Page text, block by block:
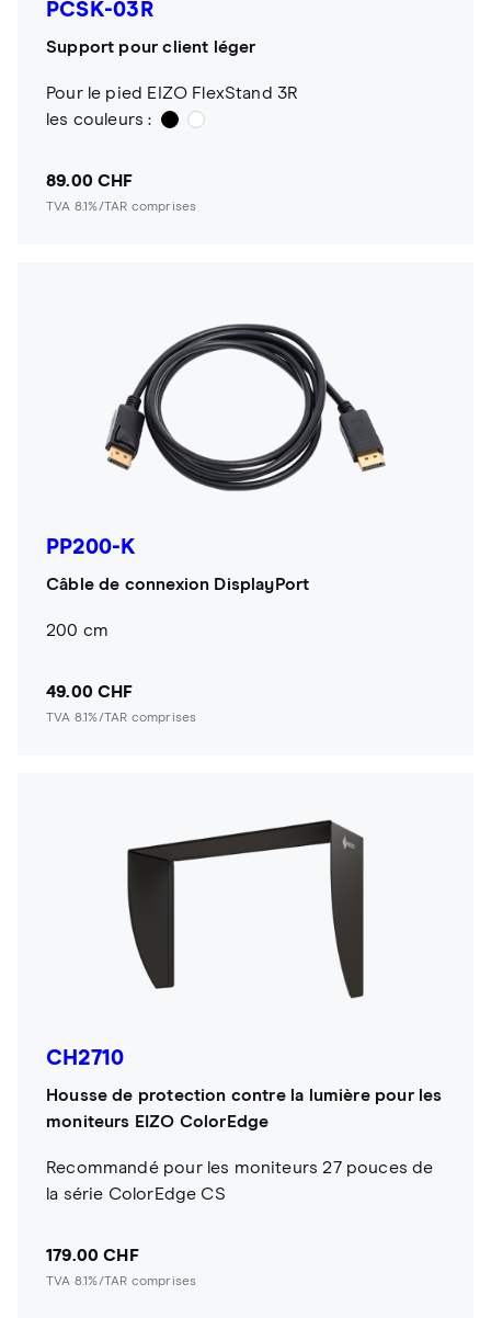
PCSK-03R
Support pour client léger
Pour le pied EIZO FlexStand 3R
les couleurs :
89.00 CHF
TVA 8.1%/TAR comprises
PP200-K
Câble de connexion DisplayPort
200 cm
49.00 CHF
TVA 8.1%/TAR comprises
CH2710
Housse de protection contre la lumière pour les
moniteurs EIZO ColorEdge
Recommandé pour les moniteurs 27 pouces de
la série ColorEdge CS
179.00 CHF
TVA 8.1%/TAR comprises